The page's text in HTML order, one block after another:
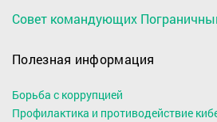
Совет командующих
Полезная информация
Борьба с коррупцией
Профилактика и противодействие